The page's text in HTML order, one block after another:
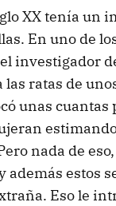
XX tenía un
En uno de
investigador
ratas de
unas cuantas
nada de
además estos
Eso le